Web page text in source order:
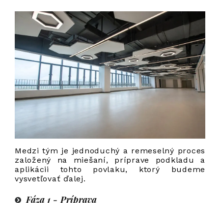
Medzi tým je jednoduchý a remeselný proces
založený na miešaní, príprave podkladu a
aplikácii tohto povlaku, ktorý budeme
vysvetľovať ďalej.
Fáza 1 - Príprava